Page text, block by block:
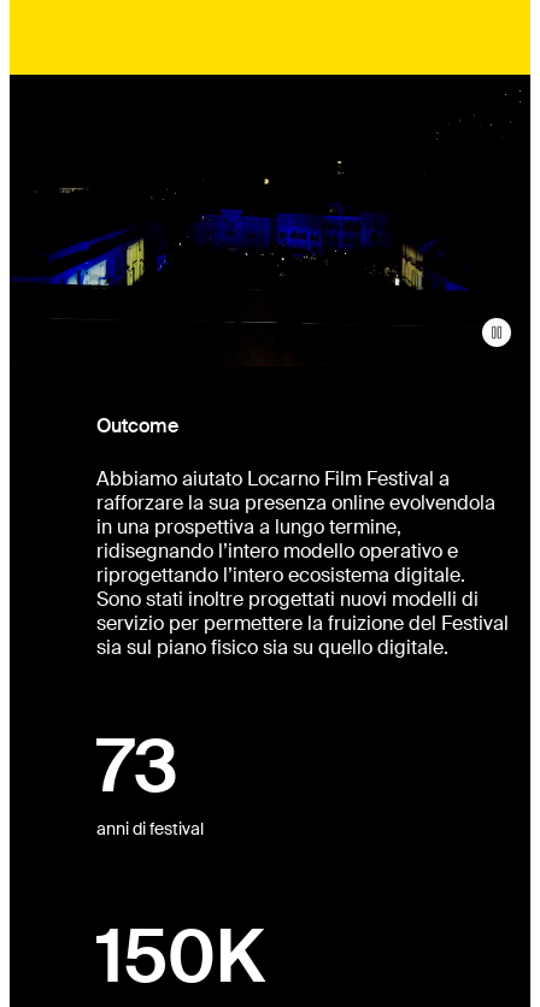
Outcome
Abbiamo aiutato Locarno Film Festival a
rafforzare la sua presenza online evolvendola
in una prospettiva a lungo termine,
ridisegnando l’intero modello operativo e
riprogettando l’intero ecosistema digitale.
Sono stati inoltre progettati nuovi modelli di
servizio per permettere la fruizione del Festival
sia sul piano fisico sia su quello digitale.
anni di festival
73
150K